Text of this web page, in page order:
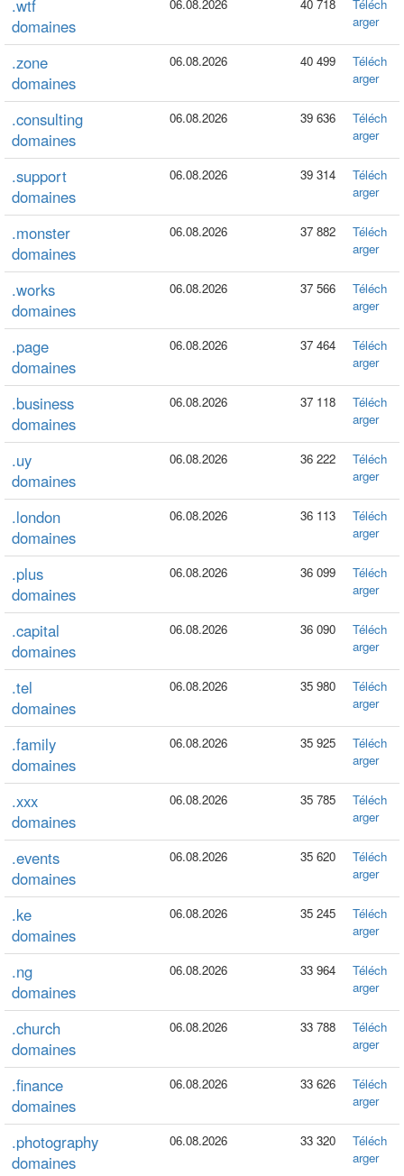
.wtf
domaines
06.08.2026 40 718
Téléch
arger
.zone
domaines
06.08.2026 40 499
Téléch
arger
.consulting
domaines
06.08.2026 39 636
Téléch
arger
.support
domaines
06.08.2026 39 314
Téléch
arger
.monster
domaines
06.08.2026 37 882
Téléch
arger
.works
domaines
06.08.2026 37 566
Téléch
arger
.page
domaines
06.08.2026 37 464
Téléch
arger
.business
domaines
06.08.2026 37 118
Téléch
arger
.uy
domaines
06.08.2026 36 222
Téléch
arger
.london
domaines
06.08.2026 36 113
Téléch
arger
.plus
domaines
06.08.2026 36 099
Téléch
arger
.capital
domaines
06.08.2026 36 090
Téléch
arger
.tel
domaines
06.08.2026 35 980
Téléch
arger
.family
domaines
06.08.2026 35 925
Téléch
arger
.xxx
domaines
06.08.2026 35 785
Téléch
arger
.events
domaines
06.08.2026 35 620
Téléch
arger
.ke
domaines
06.08.2026 35 245
Téléch
arger
.ng
domaines
06.08.2026 33 964
Téléch
arger
.church
domaines
06.08.2026 33 788
Téléch
arger
.finance
domaines
06.08.2026 33 626
Téléch
arger
.photography
domaines
06.08.2026 33 320
Téléch
arger